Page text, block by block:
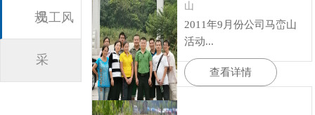
规
员工风
采
山
2011年9月份公司马峦山
活动...
查看详情